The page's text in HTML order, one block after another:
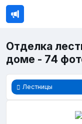
Отделка
доме - 74
Лестницы